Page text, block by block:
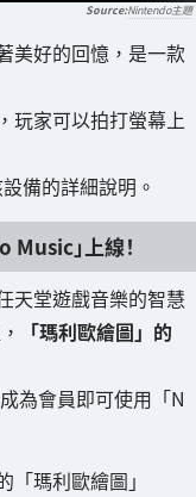
Nintendo主題
美好的回憶，是一款
玩家可以拍打螢幕上
備的詳細說明。
Music」上線！
天堂遊戲音樂的智慧
「瑪利歐繪圖」的
為會員即可使用「N
瑪利歐繪圖」